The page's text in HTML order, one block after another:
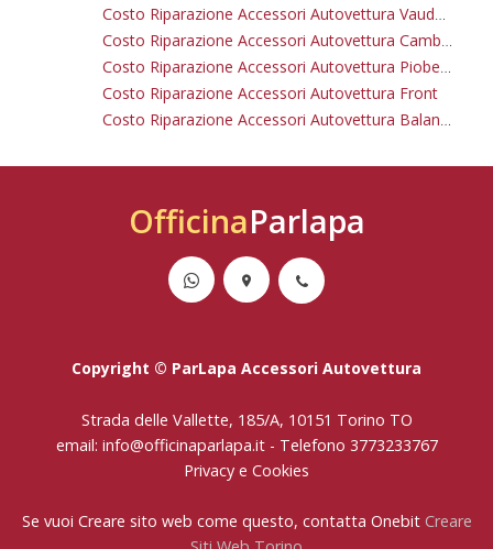
Costo Riparazione Accessori Autovettura Vauda Canavese
Costo Riparazione Accessori Autovettura Cambiano
Costo Riparazione Accessori Autovettura Piobesi Torinese
Costo Riparazione Accessori Autovettura Front
Costo Riparazione Accessori Autovettura Balangero
OfficinaParlapa
Copyright © ParLapa Accessori Autovettura
Strada delle Vallette, 185/A, 10151 Torino TO
email: info@officinaparlapa.it- Telefono 3773233767
Privacy e Cookies
Se vuoi Creare sito web come questo, contatta Onebit Creare